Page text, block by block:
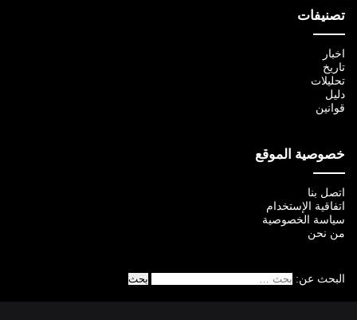
تصنيفات
اخبار
تاريخ
تحليلات
دليل
قوانين
خصوصية الموقع
اتصل بنا
اتفاقية الإستخدام
سياسة الخصوصية
من نحن
البحث عن: